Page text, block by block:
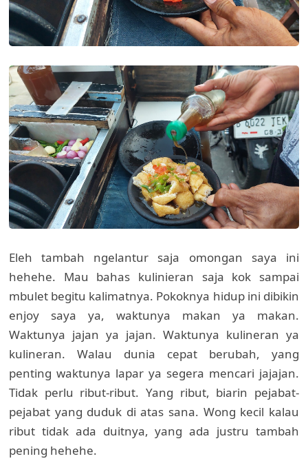
Eleh tambah ngelantur saja omongan saya ini
hehehe. Mau bahas kulinieran saja kok sampai
mbulet begitu kalimatnya. Pokoknya hidup ini dibikin
enjoy saya ya, waktunya makan ya makan.
Waktunya jajan ya jajan. Waktunya kulineran ya
kulineran. Walau dunia cepat berubah, yang
penting waktunya lapar ya segera mencari jajajan.
Tidak perlu ribut-ribut. Yang ribut, biarin pejabat-
pejabat yang duduk di atas sana. Wong kecil kalau
ribut tidak ada duitnya, yang ada justru tambah
pening hehehe.